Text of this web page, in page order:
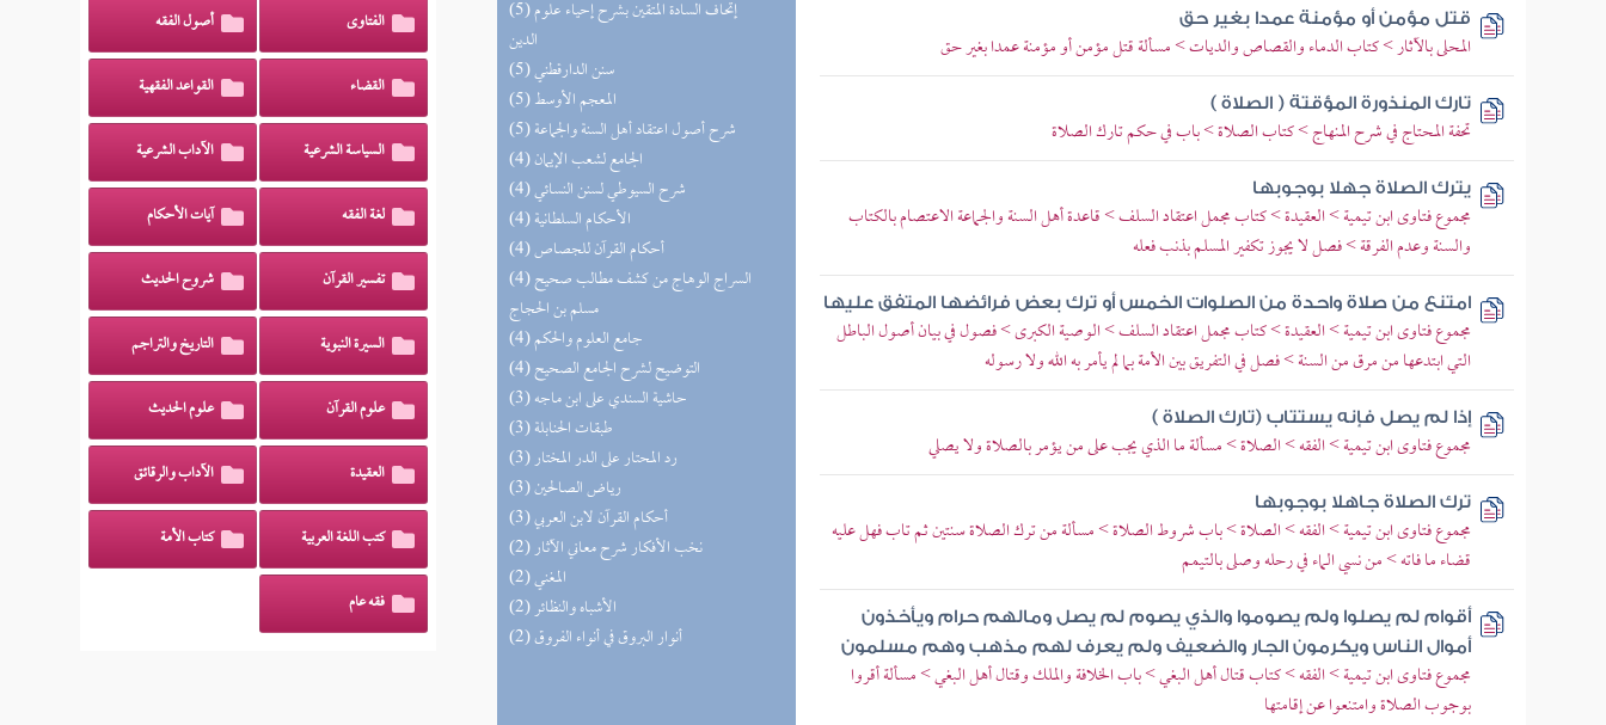
(5) إتحاف السادة المتقين بشرح إحياء علوم
الدين
(5) سنن الدارقطني
(5) المعجم الأوسط
(5) شرح أصول اعتقاد أهل السنة والجماعة
(4) الجامع لشعب الإيمان
(4) شرح السيوطي لسنن النسائي
(4) الأحكام السلطانية
(4) أحكام القرآن للجصاص
(4) السراج الوهاج من كشف مطالب صحيح
مسلم بن الحجاج
(4) جامع العلوم والحكم
(4) التوضيح لشرح الجامع الصحيح
(3) حاشية السندي على ابن ماجه
(3) طبقات الحنابلة
(3) رد المحتار على الدر المختار
(3) رياض الصالحين
(3) أحكام القرآن لابن العربي
(2) نخب الأفكار شرح معاني الآثار
(2) المغني
(2) الأشباه والنظائر
(2) أنوار البروق في أنواء الفروق
قتل مؤمن أو مؤمنة عمدا بغير حق
المحلى بالآثار > كتاب الدماء والقصاص والديات > مسألة قتل مؤمن أو مؤمنة عمدا بغير حق
تارك المنذورة المؤقتة ( الصلاة )
تحفة المحتاج في شرح المنهاج > كتاب الصلاة > باب في حكم تارك الصلاة
يترك الصلاة جهلا بوجوبها
مجموع فتاوى ابن تيمية > العقيدة > كتاب مجمل اعتقاد السلف > قاعدة أهل السنة والجماعة الاعتصام بالكتاب
والسنة وعدم الفرقة > فصل لا يجوز تكفير المسلم بذنب فعله
امتنع من صلاة واحدة من الصلوات الخمس أو ترك بعض فرائضها المتفق عليها
مجموع فتاوى ابن تيمية > العقيدة > كتاب مجمل اعتقاد السلف > الوصية الكبرى > فصول في بيان أصول الباطل
التي ابتدعها من مرق من السنة > فصل في التفريق بين الأمة بما لم يأمر به الله ولا رسوله
إذا لم يصل فإنه يستتاب (تارك الصلاة )
مجموع فتاوى ابن تيمية > الفقه > الصلاة > مسألة ما الذي يجب على من يؤمر بالصلاة ولا يصلي
ترك الصلاة جاهلا بوجوبها
مجموع فتاوى ابن تيمية > الفقه > الصلاة > باب شروط الصلاة > مسألة من ترك الصلاة سنتين ثم تاب فهل عليه
قضاء ما فاته > من نسي الماء في رحله وصلى بالتيمم
أقوام لم يصلوا ولم يصوموا والذي يصوم لم يصل ومالهم حرام ويأخذون
أموال الناس ويكرمون الجار والضعيف ولم يعرف لهم مذهب وهم مسلمون
مجموع فتاوى ابن تيمية > الفقه > كتاب قتال أهل البغي > باب الخلافة والملك وقتال أهل البغي > مسألة أقروا
بوجوب الصلاة وامتنعوا عن إقامتها
الفتاوى أصول الفقه
القضاء القواعد الفقهية
السياسة الشرعية الآداب الشرعية
لغة الفقه آيات الأحكام
تفسير القرآن شروح الحديث
السيرة النبوية التاريخ والتراجم
علوم القرآن علوم الحديث
العقيدة الآداب والرقائق
كتب اللغة العربية كتاب الأمة
فقه عام